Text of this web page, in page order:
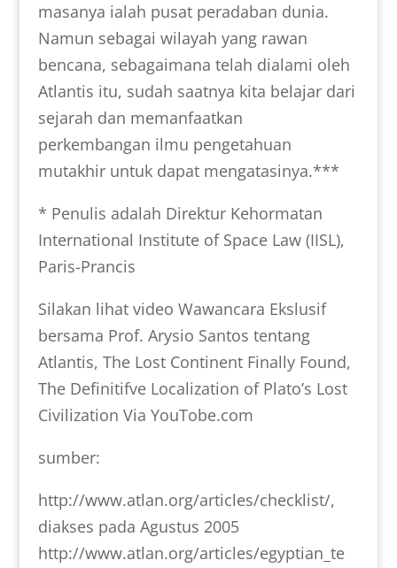
masanya ialah pusat peradaban dunia.
Namun sebagai wilayah yang rawan
bencana, sebagaimana telah dialami oleh
Atlantis itu, sudah saatnya kita belajar dari
sejarah dan memanfaatkan
perkembangan ilmu pengetahuan
mutakhir untuk dapat mengatasinya.***
* Penulis adalah Direktur Kehormatan
International Institute of Space Law (IISL),
Paris-Prancis
Silakan lihat video Wawancara Ekslusif
bersama Prof. Arysio Santos tentang
Atlantis, The Lost Continent Finally Found,
The Definitifve Localization of Plato’s Lost
Civilization Via YouTobe.com
sumber:
http://www.atlan.org/articles/checklist/,
diakses pada Agustus 2005
http://www.atlan.org/articles/egyptian_te